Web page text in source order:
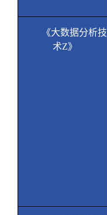
《大数据分析技
术Z》